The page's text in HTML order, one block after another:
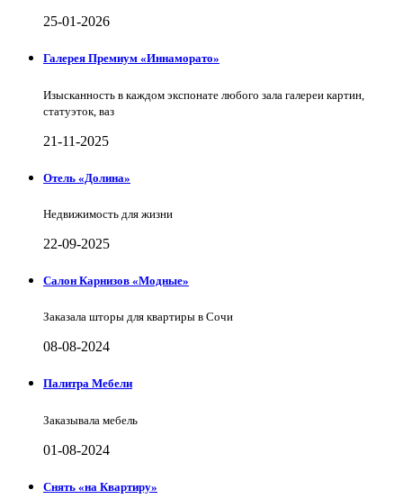
25-01-2026
Галерея Премиум «Иннаморато»
Изысканность в каждом экспонате любого зала галереи картин,
статуэток, ваз
21-11-2025
Отель «Долина»
Недвижимость для жизни
22-09-2025
Салон Карнизов «Модные»
Заказала шторы для квартиры в Сочи
08-08-2024
Палитра Мебели
Заказывала мебель
01-08-2024
Снять «на Квартиру»